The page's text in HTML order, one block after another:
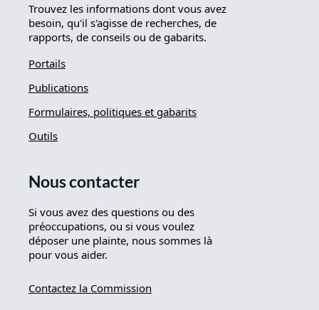
Trouvez les informations dont vous avez
besoin, qu'il s'agisse de recherches, de
rapports, de conseils ou de gabarits.
Portails
Publications
Formulaires, politiques et gabarits
Outils
Nous contacter
Si vous avez des questions ou des
préoccupations, ou si vous voulez
déposer une plainte, nous sommes là
pour vous aider.
Contactez la Commission